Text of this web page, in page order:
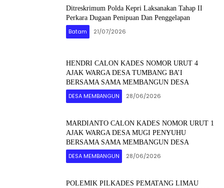
Ditreskrimum Polda Kepri Laksanakan Tahap II
Perkara Dugaan Penipuan Dan Penggelapan
Batam 21/07/2026
HENDRI CALON KADES NOMOR URUT 4
AJAK WARGA DESA TUMBANG BA’I
BERSAMA SAMA MEMBANGUN DESA
DESA MEMBANGUN 28/06/2026
MARDIANTO CALON KADES NOMOR URUT 1
AJAK WARGA DESA MUGI PENYUHU
BERSAMA SAMA MEMBANGUN DESA
DESA MEMBANGUN 28/06/2026
POLEMIK PILKADES PEMATANG LIMAU